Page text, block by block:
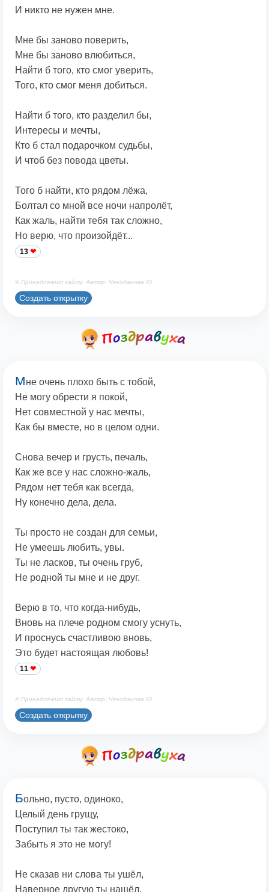
И никто не нужен мне.
Мне бы заново поверить,
Мне бы заново влюбиться,
Найти б того, кто смог уверить,
Того, кто смог меня добиться.
Найти б того, кто разделил бы,
Интересы и мечты,
Кто б стал подарочком судьбы,
И чтоб без повода цветы.
Того б найти, кто рядом лёжа,
Болтал со мной все ночи напролёт,
Как жаль, найти тебя так сложно,
Но верю, что произойдёт...
13
© Принадлежит сайту. Автор: Чекоданова Ю.
Создать открытку
Мне очень плохо быть с тобой,
Не могу обрести я покой,
Нет совместной у нас мечты,
Как бы вместе, но в целом одни.
Снова вечер и грусть, печаль,
Как же все у нас сложно-жаль,
Рядом нет тебя как всегда,
Ну конечно дела, дела.
Ты просто не создан для семьи,
Не умеешь любить, увы.
Ты не ласков, ты очень груб,
Не родной ты мне и не друг.
Верю в то, что когда-нибудь,
Вновь на плече родном смогу уснуть,
И проснусь счастливою вновь,
Это будет настоящая любовь!
11
© Принадлежит сайту. Автор: Чекоданова Ю.
Создать открытку
Больно, пусто, одиноко,
Целый день грущу,
Поступил ты так жестоко,
Забыть я это не могу!
Не сказав ни слова ты ушёл,
Наверное другую ты нашёл,